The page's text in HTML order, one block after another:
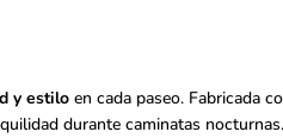
y estilo en cada paseo. Fabricada
durante caminatas nocturnas.